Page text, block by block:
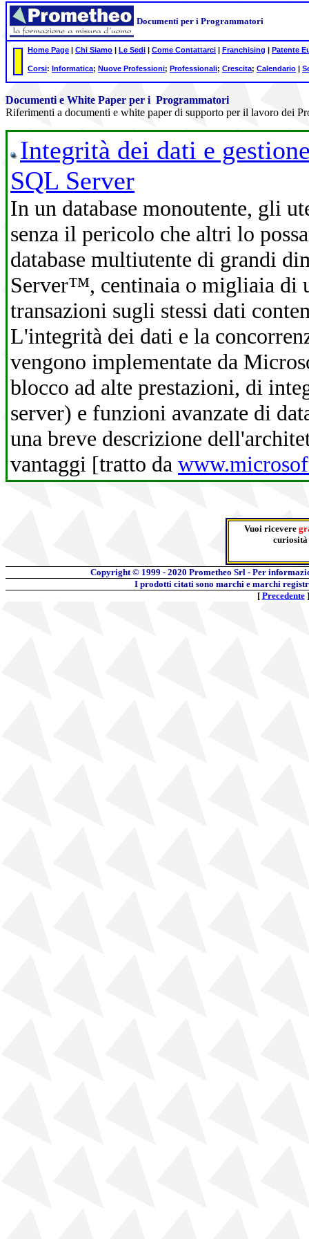
Documenti per i Programmatori
Home Page | Chi Siamo | Le Sedi | Come Contattarci | Franchising | Patente
Corsi: Informatica; Nuove Professioni; Professionali; Crescita; Calendario |
Documenti e White Paper per i Programmatori
Riferimenti a documenti e white paper di supporto per il lavoro dei
Integrità dei dati e
SQL Server
In un database monoutente, gli
senza il pericolo che altri lo
database multiutente di grandi
Server™, centinaia o migliaia di
transazioni sugli stessi dati
L'integrità dei dati e la
vengono implementate da
blocco ad alte prestazioni, di
server) e funzioni avanzate di
una breve descrizione
vantaggi [tratto da
Vuoi ricevere
curiosità
Copyright © 1999 - 2020 Prometheo Srl - Per
I prodotti citati sono marchi e marchi
[ Precedente]